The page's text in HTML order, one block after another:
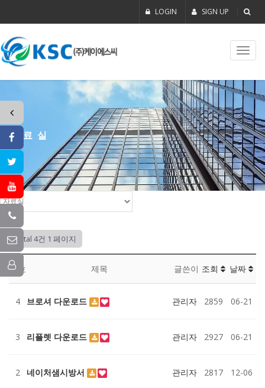
LOGIN SIGN UP
자료실
Total 4건 1 페이지
번호 제목 글쓴이 조회 날짜
4 브로셔 다운로드 관리자 2859 06-21
3 리플렛 다운로드 관리자 2927 06-21
2 네이처샘시방서 관리자 2817 12-06